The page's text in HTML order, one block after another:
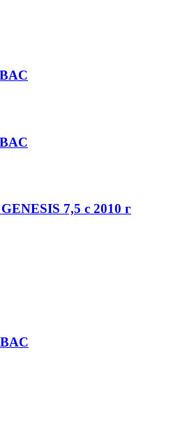
7,5 с 2010 г